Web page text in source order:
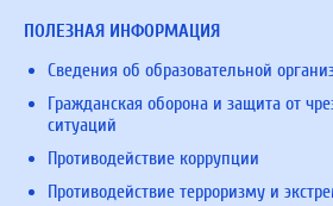
ПОЛЕЗНАЯ ИНФОРМАЦИЯ
Сведения об образовательной
Гражданская оборона и защита от
ситуаций
Противодействие коррупции
Противодействие терроризму и